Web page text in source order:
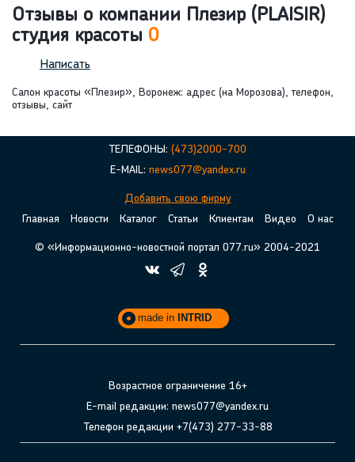
Отзывы о компании Плезир (PLAISIR)
студия красоты 0
Написать
Салон красоты «Плезир», Воронеж: адрес (на Морозова), телефон,
отзывы, сайт
ТЕЛЕФОНЫ: (473)2000-700
E-MAIL: news077@yandex.ru
Добавить свою фирму
Главная
Новости Каталог Статьи Клиентам Видео О нас
© «Информационно-новостной портал 077.ru» 2004-2021
made in INTRID
Возрастное ограничение 16+
E-mail редакции: news077@yandex.ru
Телефон редакции +7(473) 277-33-88